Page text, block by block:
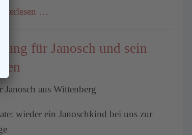
…
für Janosch und sein
Janosch aus Wittenberg
wieder ein Janoschkind bei uns zur